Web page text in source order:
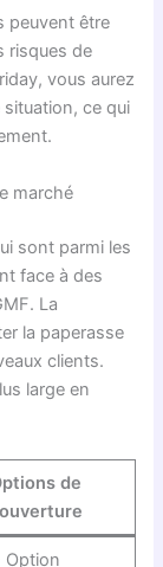
peuvent être
risques de
vous aurez
ce qui
marché
sont parmi les
face à des
La
la paperasse
clients.
large en
de
Option